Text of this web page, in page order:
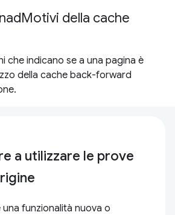
della cache
che indicano se a una pagina è
della cache back-forward
a utilizzare le prove
una funzionalità nuova o